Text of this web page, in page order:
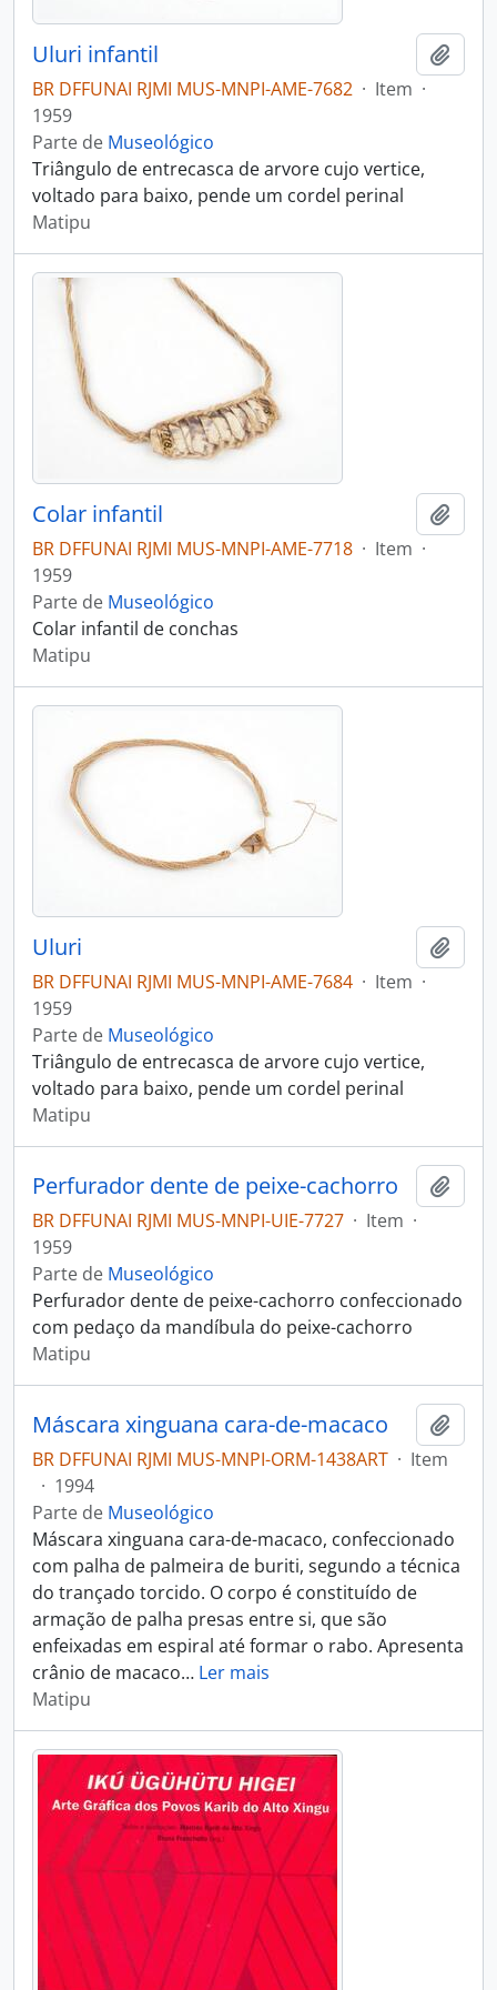
Uluri infantil
BR DFFUNAI RJMI MUS-MNPI-AME-7682 · Item ·
1959
Parte de Museológico
Triângulo de entrecasca de arvore cujo vertice,
voltado para baixo, pende um cordel perinal
Matipu
Colar infantil
BR DFFUNAI RJMI MUS-MNPI-AME-7718 · Item ·
1959
Parte de Museológico
Colar infantil de conchas
Matipu
Uluri
BR DFFUNAI RJMI MUS-MNPI-AME-7684 · Item ·
1959
Parte de Museológico
Triângulo de entrecasca de arvore cujo vertice,
voltado para baixo, pende um cordel perinal
Matipu
Perfurador dente de peixe-cachorro
BR DFFUNAI RJMI MUS-MNPI-UIE-7727 · Item ·
1959
Parte de Museológico
Perfurador dente de peixe-cachorro confeccionado
com pedaço da mandíbula do peixe-cachorro
Matipu
Máscara xinguana cara-de-macaco
BR DFFUNAI RJMI MUS-MNPI-ORM-1438ART · Item
· 1994
Parte de Museológico
Máscara xinguana cara-de-macaco, confeccionado
com palha de palmeira de buriti, segundo a técnica
do trançado torcido. O corpo é constituído de
armação de palha presas entre si, que são
enfeixadas em espiral até formar o rabo. Apresenta
crânio de macaco… Ler mais
Matipu